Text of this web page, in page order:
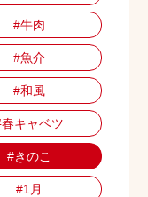
#牛肉
#魚介
#和風
キャベツ
#きのこ
#1月